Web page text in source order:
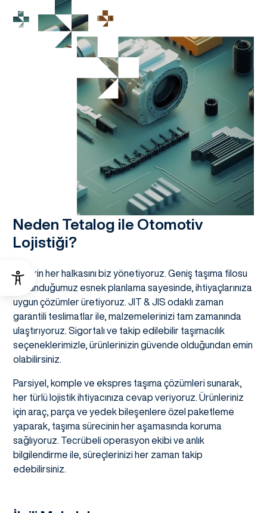
Neden Tetalog ile Otomotiv
Lojistiği?
Zincirin her halkasını biz yönetiyoruz. Geniş taşıma filosu
ile sunduğumuz esnek planlama sayesinde, ihtiyaçlarınıza
uygun çözümler üretiyoruz. JIT & JIS odaklı zaman
garantili teslimatlar ile, malzemelerinizi tam zamanında
ulaştırıyoruz. Sigortalı ve takip edilebilir taşımacılık
seçeneklerimizle, ürünlerinizin güvende olduğundan emin
olabilirsiniz.
Parsiyel, komple ve ekspres taşıma çözümleri sunarak,
her türlü lojistik ihtiyacınıza cevap veriyoruz. Ürünleriniz
için araç, parça ve yedek bileşenlere özel paketleme
yaparak, taşıma sürecinin her aşamasında koruma
sağlıyoruz. Tecrübeli operasyon ekibi ve anlık
bilgilendirme ile, süreçlerinizi her zaman takip
edebilirsiniz.